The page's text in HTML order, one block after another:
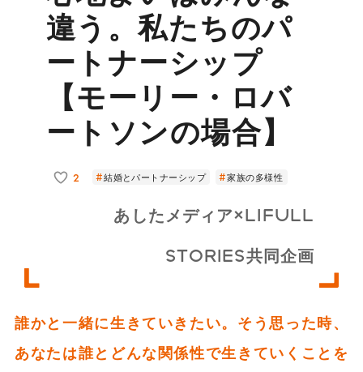
違う。私たちのパ
ートナーシップ
【モーリー・ロバ
ートソンの場合】
2 結婚とパートナーシップ 家族の多様性
あしたメディア×LIFULL
STORIES共同企画
誰かと一緒に生きていきたい。そう思った時、
あなたは誰とどんな関係性で生きていくことを